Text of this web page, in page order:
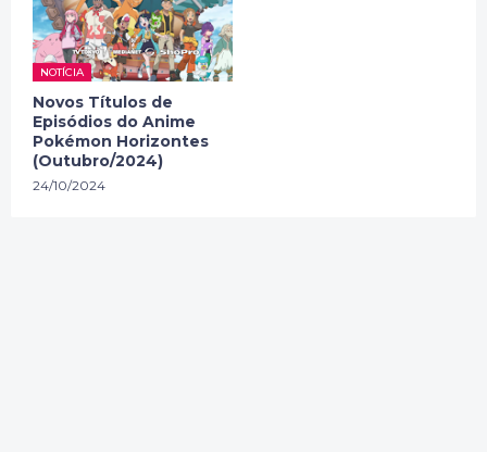
NOTÍCIA
Novos Títulos de
Episódios do Anime
Pokémon Horizontes
(Outubro/2024)
24/10/2024